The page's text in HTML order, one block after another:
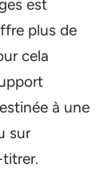
est
plus de
cela
à une
sur